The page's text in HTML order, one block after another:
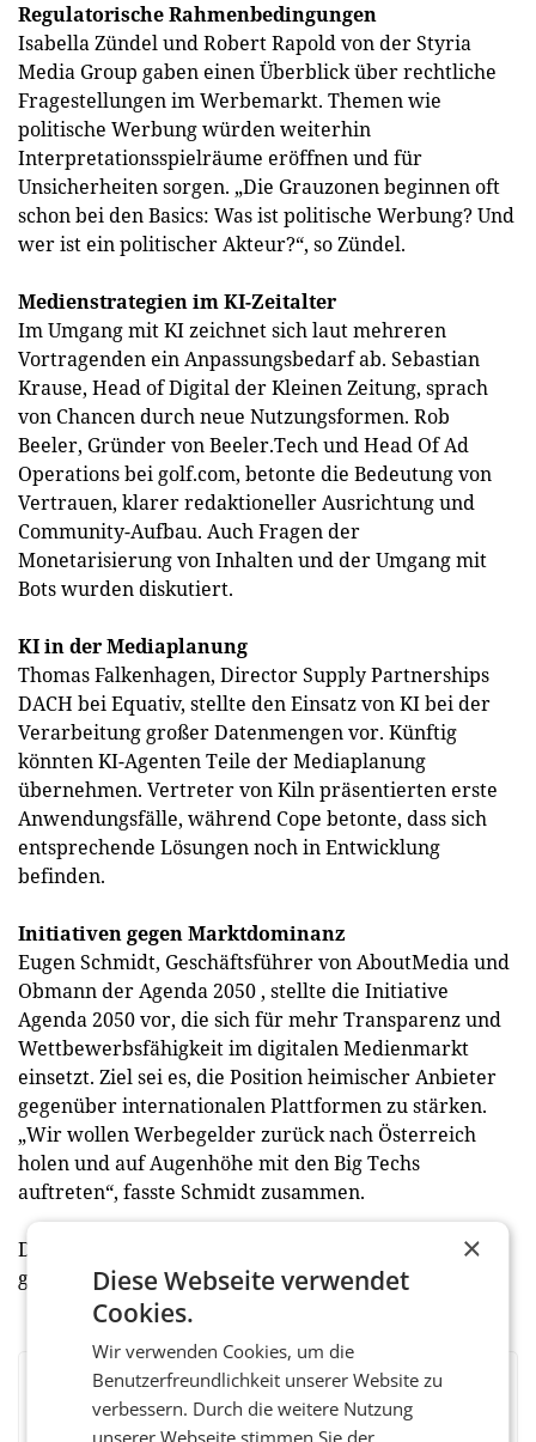
Regulatorische Rahmenbedingungen
Isabella Zündel und Robert Rapold von der Styria
Media Group gaben einen Überblick über rechtliche
Fragestellungen im Werbemarkt. Themen wie
politische Werbung würden weiterhin
Interpretationsspielräume eröffnen und für
Unsicherheiten sorgen. „Die Grauzonen beginnen oft
schon bei den Basics: Was ist politische Werbung? Und
wer ist ein politischer Akteur?“, so Zündel.
Medienstrategien im KI-Zeitalter
Im Umgang mit KI zeichnet sich laut mehreren
Vortragenden ein Anpassungsbedarf ab. Sebastian
Krause, Head of Digital der Kleinen Zeitung, sprach
von Chancen durch neue Nutzungsformen. Rob
Beeler, Gründer von Beeler.Tech und Head Of Ad
Operations bei golf.com, betonte die Bedeutung von
Vertrauen, klarer redaktioneller Ausrichtung und
Community-Aufbau. Auch Fragen der
Monetarisierung von Inhalten und der Umgang mit
Bots wurden diskutiert.
KI in der Mediaplanung
Thomas Falkenhagen, Director Supply Partnerships
DACH bei Equativ, stellte den Einsatz von KI bei der
Verarbeitung großer Datenmengen vor. Künftig
könnten KI-Agenten Teile der Mediaplanung
übernehmen. Vertreter von Kiln präsentierten erste
Anwendungsfälle, während Cope betonte, dass sich
entsprechende Lösungen noch in Entwicklung
befinden.
Initiativen gegen Marktdominanz
Eugen Schmidt, Geschäftsführer von AboutMedia und
Obmann der Agenda 2050 , stellte die Initiative
Agenda 2050 vor, die sich für mehr Transparenz und
Wettbewerbsfähigkeit im digitalen Medienmarkt
einsetzt. Ziel sei es, die Position heimischer Anbieter
gegenüber internationalen Plattformen zu stärken.
„Wir wollen Werbegelder zurück nach Österreich
holen und auf Augenhöhe mit den Big Techs
auftreten“, fasste Schmidt zusammen.
Der nächste Publisher Day ist für Frühjahr 2027
geplant. (red)
×
Diese Webseite verwendet
Cookies.
Wir verwenden Cookies, um die
Benutzerfreundlichkeit unserer Website zu
verbessern. Durch die weitere Nutzung
unserer Webseite stimmen Sie der